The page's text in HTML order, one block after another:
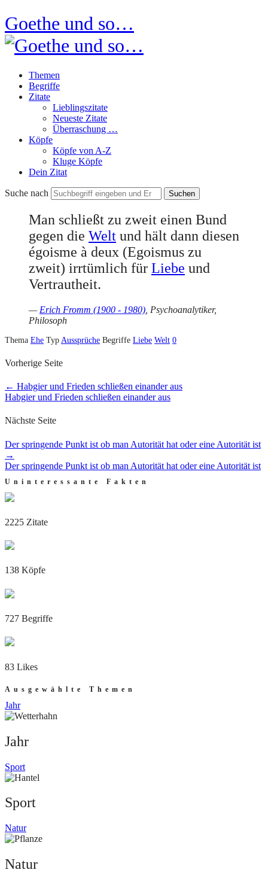
Goethe und so…
Themen
Begriffe
Zitate
Lieblingszitate
Neueste Zitate
Überraschung …
Köpfe
Köpfe von A-Z
Kluge Köpfe
Dein Zitat
Suche nach
Man schließt zu zweit einen Bund
gegen die Welt und hält dann diesen
égoisme à deux (Egoismus zu
zweit) irrtümlich für Liebe und
Vertrautheit.
— Erich Fromm (1900 - 1980) , Psychoanalytiker,
Philosoph
Thema Ehe Typ Aussprüche Begriffe Liebe Welt 0
Vorherige Seite
← Habgier und Frieden schließen einander aus
Habgier und Frieden schließen einander aus
Nächste Seite
Der springende Punkt ist ob man Autorität hat oder eine Autorität ist
→
Der springende Punkt ist ob man Autorität hat oder eine Autorität ist
Uninteressante Fakten
2225 Zitate
138 Köpfe
727 Begriffe
83 Likes
Ausgewählte Themen
Jahr
Jahr
Sport
Sport
Natur
Natur